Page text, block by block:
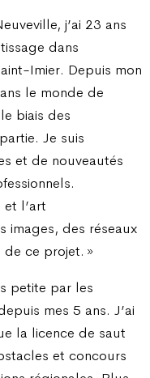
j’ai 23 ans
dans
Imier. Depuis mon
le monde de
biais des
Je suis
et de nouveautés
l’art
images, des réseaux
de ce projet. »
petite par les
mes 5 ans. J’ai
la licence de saut
et concours